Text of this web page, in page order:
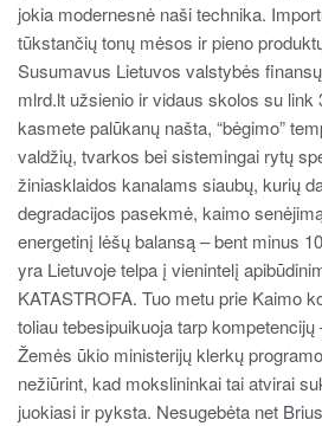
jokia modernesnė naši technika.
tūkstančių tonų mėsos ir pieno
Susumavus Lietuvos valstybės
mlrd.lt užsienio ir vidaus skolos su link
kasmete palūkanų našta, “bėgimo”
valdžių, tvarkos bei sistemingai rytų
žiniasklaidos kanalams siaubų, kurių
degradacijos pasekmė, kaimo
energetinį lėšų balansą – bent minus
yra Lietuvoje telpa į vienintelį
KATASTROFA. Tuo metu prie Kaimo
toliau tebesipuikuoja tarp kompetencijų
Žemės ūkio ministerijų klerkų
nežiūrint, kad mokslininkai tai atvirai
juokiasi ir pyksta. Nesugebėta net